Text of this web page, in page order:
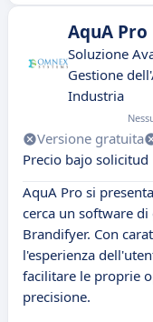
AquA Pro
Soluzione
Gestione
Industria
Versione gratuita
Precio bajo solicitud
AquA Pro si
cerca un software
Brandifyer. Con
l'esperienza
facilitare le proprie
precisione.